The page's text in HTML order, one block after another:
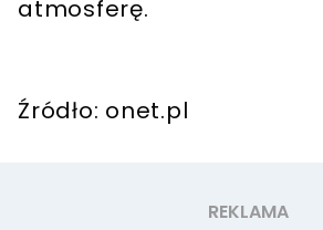
atmosferę.
Źródło: onet.pl